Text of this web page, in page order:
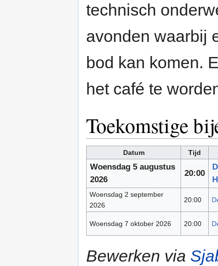
technisch
avonden waarbij
bod kan komen.
het café te
Toekomstige
Datum Tijd
Woensdag 5 augustus
2026
20:00
Woensdag 2 september
2026
20:00
Woensdag 7 oktober 2026 20:00
Bewerken via